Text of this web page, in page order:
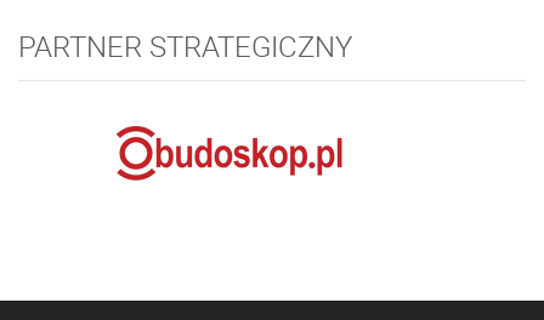
PARTNER STRATEGICZNY